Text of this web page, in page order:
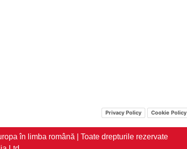
Privacy Policy Cookie Policy
în limba română | Toate drepturile rezervate